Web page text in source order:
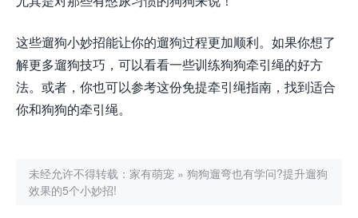
这些遛狗小妙招能让你的遛狗过程更加顺利。如果你想了
解更多遛狗技巧，可以看看一些训练狗狗牵引绳的好方
法。或者，你也可以参考这份免提牵引绳指南，找到适合
你和狗狗的牵引绳。
未经允许不得转载： 家有萌宠 » 狗狗遛弯也有学问?提升遛狗
效果的5个小妙招!